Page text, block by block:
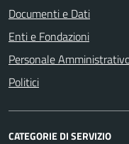
Documenti e Dati
Enti e Fondazioni
Personale
Politici
CATEGORIE DI SERVIZIO